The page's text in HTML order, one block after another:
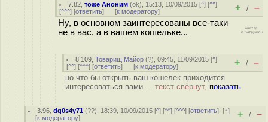
7.82 ,тоже Аноним (ok), 15:13, 10/09/2015 [^] [^^]
[^^^] [ответить] [к модератору] + / –
Ну, в основном заинтересованы все-таки
не в вас, а в вашем кошельке...
8.109 ,Товарищ Майор (?), 09:45, 11/09/2015 [^]
[^^] [^^^] [ответить] [к модератору] + / –
но что бы открыть ваш кошелек приходится
интересоваться вами ... текст свёрнут, показать
3.96 ,dq0s4y71 (??), 18:39, 10/09/2015 [^] [^^] [^^^] [ответить][↑]
[к модератору] + / –